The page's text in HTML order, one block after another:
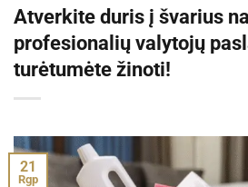
Atverkite duris į švarius
profesionalių valytojų
turėtumėte žinoti!
21
Rgp